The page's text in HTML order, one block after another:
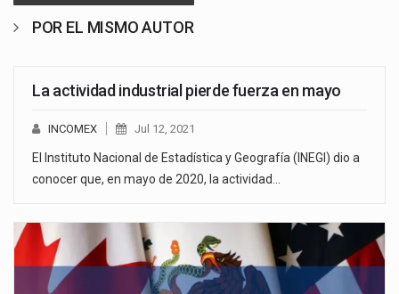
POR EL MISMO AUTOR
La actividad industrial pierde fuerza en mayo
INCOMEX Jul 12, 2021
El Instituto Nacional de Estadística y Geografía (INEGI) dio a
conocer que, en mayo de 2020, la actividad…